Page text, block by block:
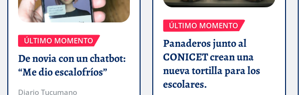
ÚLTIMO MOMENTO
De novia con un chatbot:
“Me dio escalofríos”
Diario Tucumano
ÚLTIMO MOMENTO
Panaderos junto al
CONICET crean una
nueva tortilla para los
escolares.